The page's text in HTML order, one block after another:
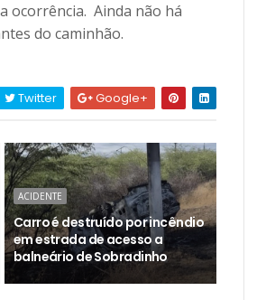
ocorrência. Ainda não há
do caminhão.
Twitter Google+
ACIDENTE
Carro é destruído por incêndio
em estrada de acesso a
balneário de Sobradinho